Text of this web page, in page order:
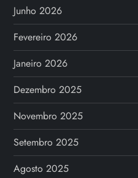
Junho 2026
Fevereiro 2026
Janeiro 2026
Dezembro 2025
Novembro 2025
Setembro 2025
Agosto 2025